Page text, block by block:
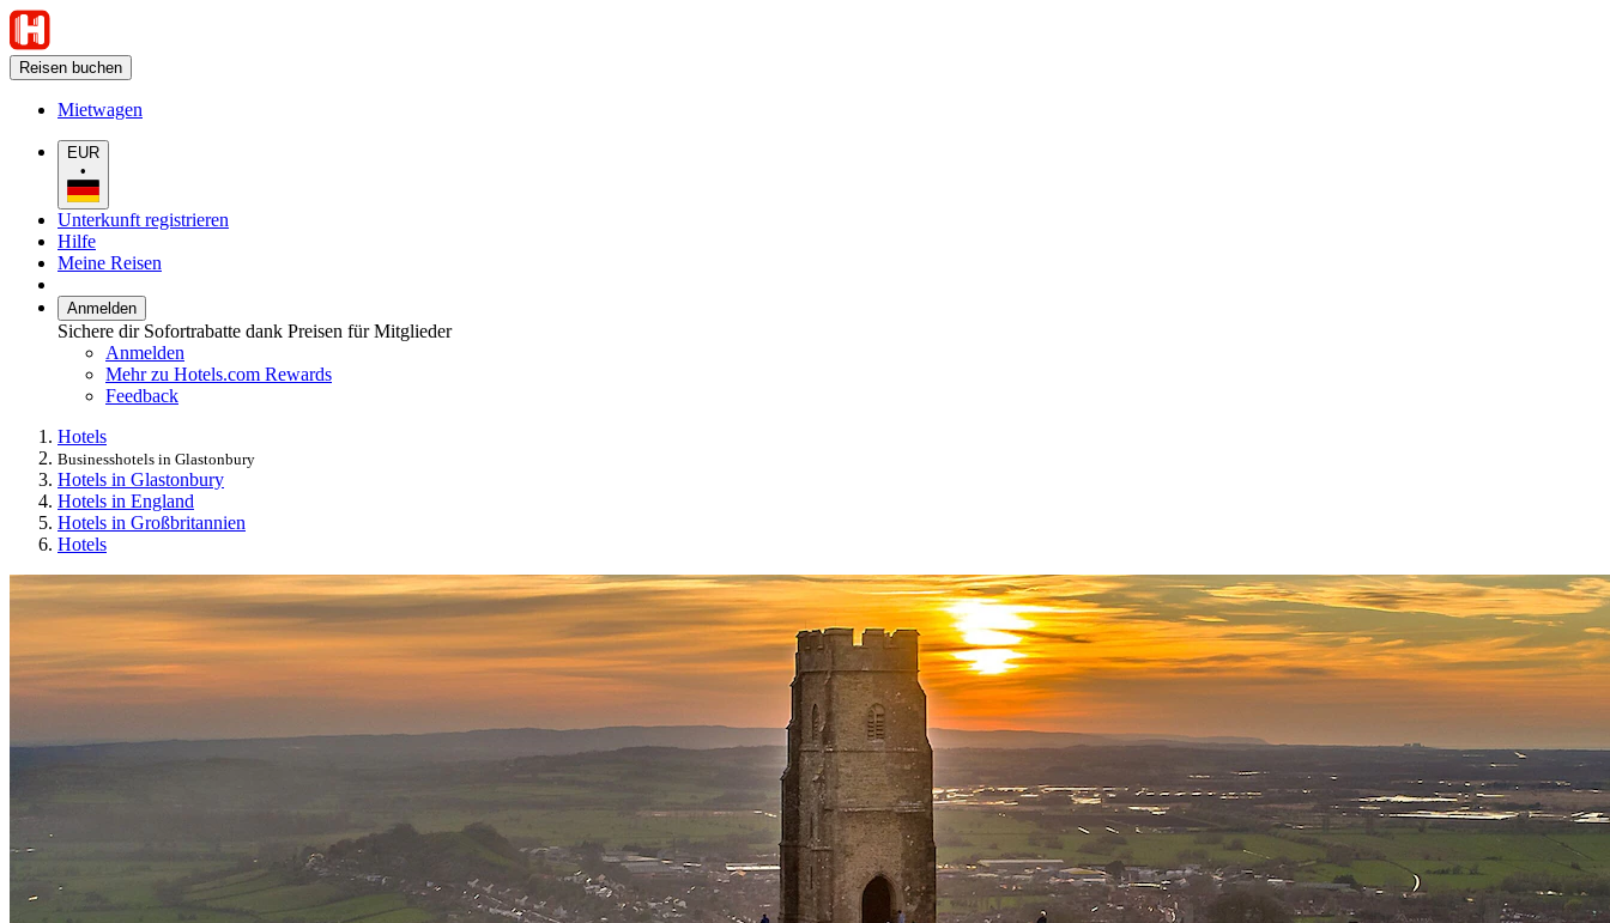
Reisen buchen
Mietwagen
EUR
•
Unterkunft registrieren
Hilfe
Meine Reisen
Anmelden
Sichere dir Sofortrabatte dank Preisen für Mitglieder
Anmelden
Mehr zu Hotels.com Rewards
Feedback
Hotels
Businesshotels in Glastonbury
Hotels in Glastonbury
Hotels in England
Hotels in Großbritannien
Hotels